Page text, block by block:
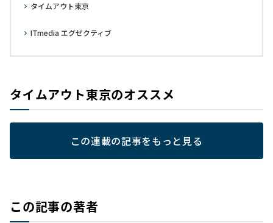
タイムアウト東京
ITmedia エグゼクティブ
タイムアウト東京のオススメ
この連載の記事をもっと見る
この記事の著者